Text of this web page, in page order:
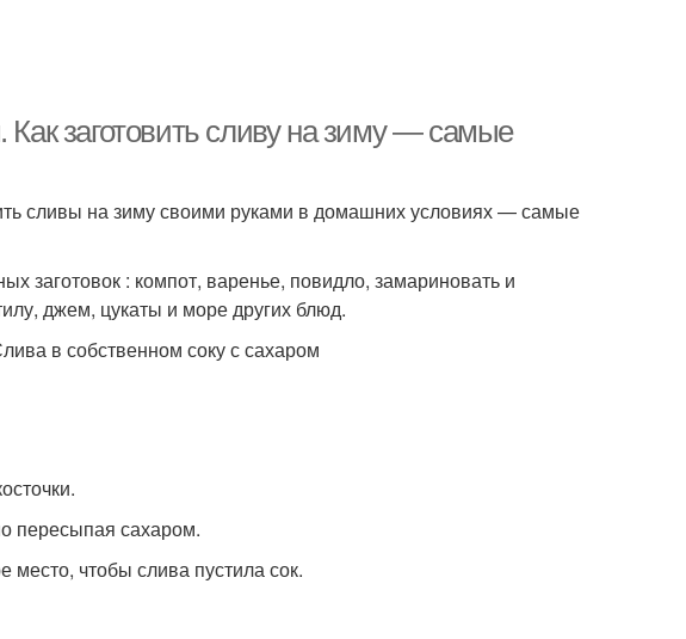
Как заготовить сливу на зиму — самые
сливы на зиму своими руками в домашних условиях — самые
заготовок : компот, варенье, повидло, замариновать и
джем, цукаты и море других блюд.
в собственном соку с сахаром
пересыпая сахаром.
место, чтобы слива пустила сок.